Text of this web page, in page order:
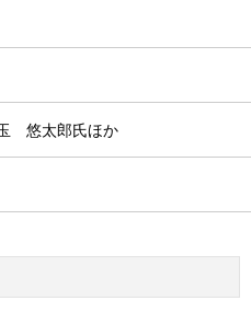
悠太郎氏ほか